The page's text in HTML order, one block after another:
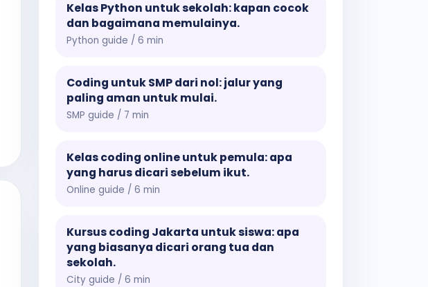
Kelas Python untuk sekolah: kapan cocok
dan bagaimana memulainya.
Python guide / 6 min
Coding untuk SMP dari nol: jalur yang
paling aman untuk mulai.
SMP guide / 7 min
Kelas coding online untuk pemula: apa
yang harus dicari sebelum ikut.
Online guide / 6 min
Kursus coding Jakarta untuk siswa: apa
yang biasanya dicari orang tua dan
sekolah.
City guide / 6 min